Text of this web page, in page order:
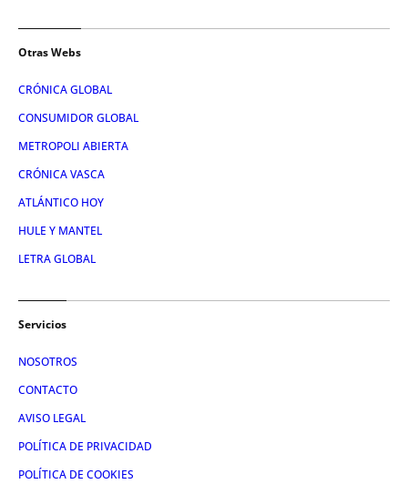
Otras Webs
CRÓNICA GLOBAL
CONSUMIDOR GLOBAL
METROPOLI ABIERTA
CRÓNICA VASCA
ATLÁNTICO HOY
HULE Y MANTEL
LETRA GLOBAL
Servicios
NOSOTROS
CONTACTO
AVISO LEGAL
POLÍTICA DE PRIVACIDAD
POLÍTICA DE COOKIES